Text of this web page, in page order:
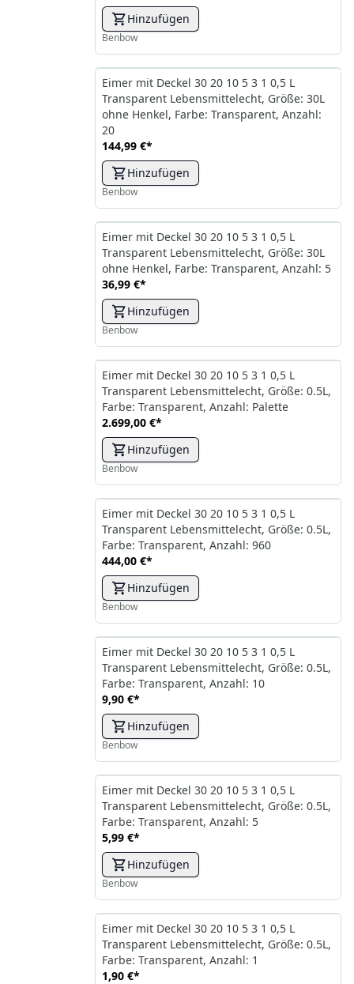
Hinzufügen
Benbow
Eimer mit Deckel 30 20 10 5 3 1 0,5 L
Transparent Lebensmittelecht, Größe: 30L
ohne Henkel, Farbe: Transparent, Anzahl:
20
144,99 €*
Hinzufügen
Benbow
Eimer mit Deckel 30 20 10 5 3 1 0,5 L
Transparent Lebensmittelecht, Größe: 30L
ohne Henkel, Farbe: Transparent, Anzahl: 5
36,99 €*
Hinzufügen
Benbow
Eimer mit Deckel 30 20 10 5 3 1 0,5 L
Transparent Lebensmittelecht, Größe: 0.5L,
Farbe: Transparent, Anzahl: Palette
2.699,00 €*
Hinzufügen
Benbow
Eimer mit Deckel 30 20 10 5 3 1 0,5 L
Transparent Lebensmittelecht, Größe: 0.5L,
Farbe: Transparent, Anzahl: 960
444,00 €*
Hinzufügen
Benbow
Eimer mit Deckel 30 20 10 5 3 1 0,5 L
Transparent Lebensmittelecht, Größe: 0.5L,
Farbe: Transparent, Anzahl: 10
9,90 €*
Hinzufügen
Benbow
Eimer mit Deckel 30 20 10 5 3 1 0,5 L
Transparent Lebensmittelecht, Größe: 0.5L,
Farbe: Transparent, Anzahl: 5
5,99 €*
Hinzufügen
Benbow
Eimer mit Deckel 30 20 10 5 3 1 0,5 L
Transparent Lebensmittelecht, Größe: 0.5L,
Farbe: Transparent, Anzahl: 1
1,90 €*